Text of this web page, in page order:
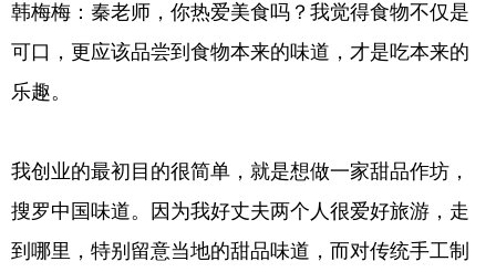
韩梅梅：秦老师，你热爱美食吗？我觉得食物不仅是
可口，更应该品尝到食物本来的味道，才是吃本来的
乐趣。
我创业的最初目的很简单，就是想做一家甜品作坊，
搜罗中国味道。因为我好丈夫两个人很爱好旅游，走
到哪里，特别留意当地的甜品味道，而对传统手工制